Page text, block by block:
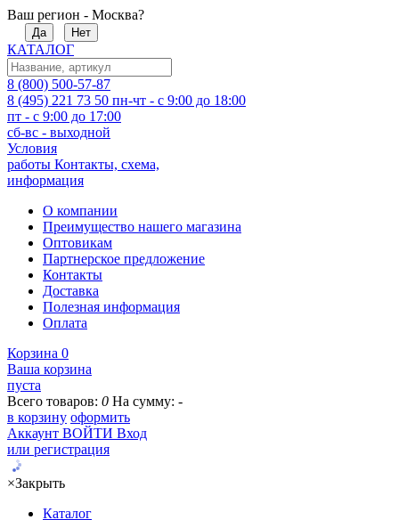
Ваш регион - Москва?
Да Нет
КАТАЛОГ
8 (800) 500-57-87
8 (495) 221 73 50 пн-чт - с 9:00 до 18:00
пт - с 9:00 до 17:00
сб-вс - выходной
Условия
работы Контакты, схема,
информация
О компании
Преимущество нашего магазина
Оптовикам
Партнерское предложение
Контакты
Доставка
Полезная информация
Оплата
Корзина 0
Ваша корзина
пуста
Всего товаров: 0 На сумму: -
в корзину оформить
Аккаунт ВОЙТИ Вход
или регистрация
×Закрыть
Каталог